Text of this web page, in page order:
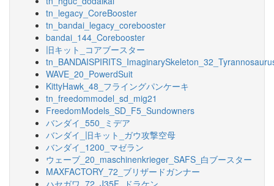
tn_legacy_CoreBooster
tn_bandai_legacy_corebooster
bandai_144_Corebooster
旧キット_コアブースター
WAVE_20_PowerdSuit
KittyHawk_48_フライングパンケーキ
tn_freedommodel_sd_mig21
FreedomModels_SD_F5_Sundowners
バンダイ_550_ミデア
バンダイ_旧キット_ガウ攻撃空母
バンダイ_1200_マゼラン
ウェーブ_20_maschinenkrieger_SAFS_白ブースター
MAXFACTORY_72_ブリザードガンナー